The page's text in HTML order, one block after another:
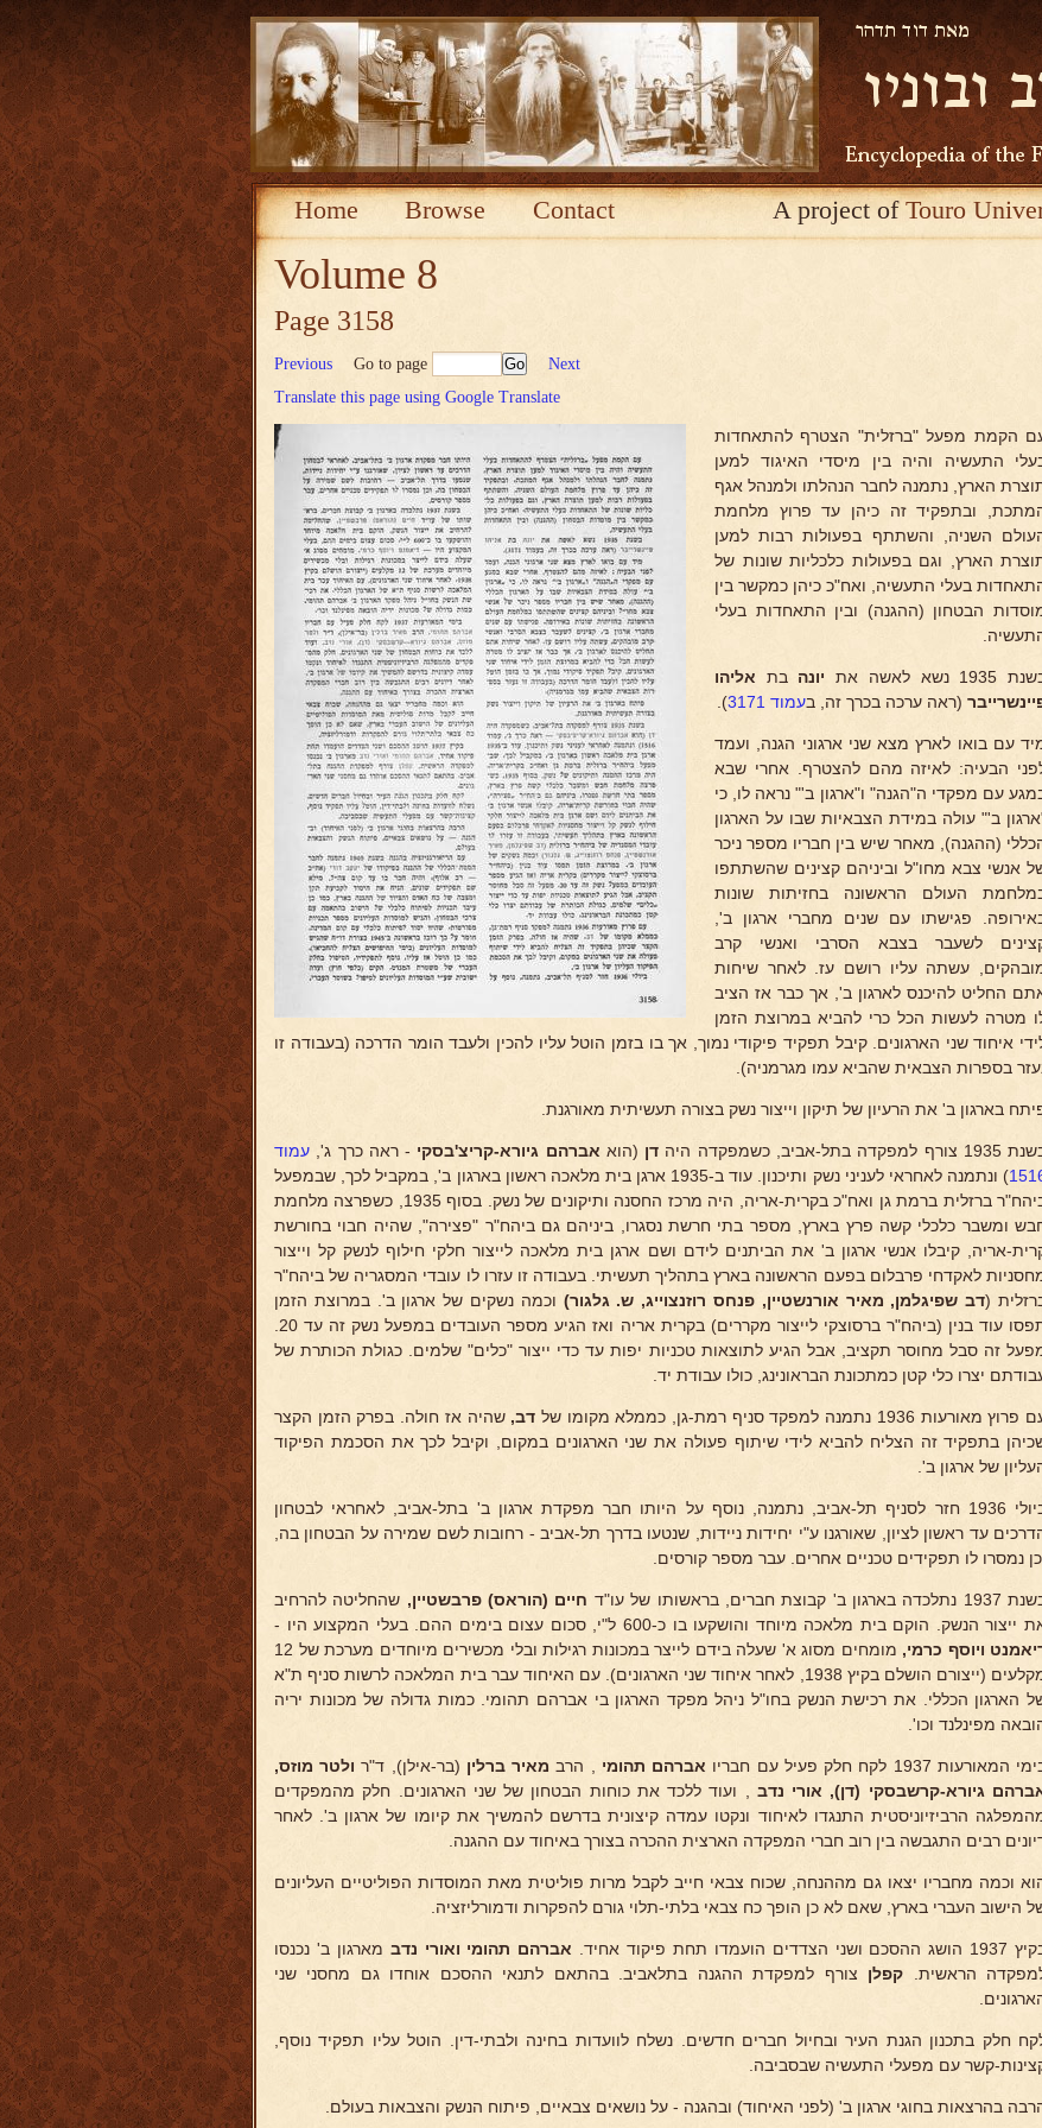
Home Browse Contact A project ofTouro
Volume 8
Page 3158
Previous Go to page
Next
Translate this page using Google Translate
הקמת מפעל "ברזלית" הצטרף להתאחדות
התעשיה והיה בין מיסדי האיגוד למען
הארץ, נתמנה לחבר הנהלתו ולמנהל אגף
ובתפקיד זה כיהן עד פרוץ מלחמת
השניה, והשתתף בפעולות רבות למען
הארץ, וגם בפעולות כלכליות שונות של
בעלי התעשיה, ואח"כ כיהן כמקשר בין
הבטחון (ההגנה) ובין התאחדות בעלי
1935 נשא לאשה את יונה בת אליהו
(ראה ערכה בכרך זה, בעמוד 3171 ).
עם בואו לארץ מצא שני ארגוני הגנה, ועמד
הבעיה: לאיזה מהם להצטרף. אחרי שבא
עם מפקדי ה"הגנה" ו"ארגון ב'" נראה לו, כי
ב'" עולה במידת הצבאיות שבו על הארגון
(ההגנה), מאחר שיש בין חבריו מספר ניכר
אנשי צבא מחו"ל וביניהם קצינים שהשתתפו
העולם הראשונה בחזיתות שונות
פגישתו עם שנים מחברי ארגון ב',
לשעבר בצבא הסרבי ואנשי קרב
עשתה עליו רושם עז. לאחר שיחות
החליט להיכנס לארגון ב', אך כבר אז הציב
מטרה לעשות הכל כרי להביא במרוצת הזמן
איחוד שני הארגונים. קיבל תפקיד פיקודי נמוך, אך בו בזמן הוטל עליו להכין ולעבד הומר הדרכה (בעבודה זו
בספרות הצבאית שהביא עמו מגרמניה).
בארגון ב' את הרעיון של תיקון וייצור נשק בצורה תעשיתית מאורגנת.
צורף למפקדה בתל-אביב, כשמפקדה היה דן (הוא אברהם גיורא-קריצ'בסקי - ראה כרך ג', עמוד
) ונתמנה לאחראי לעניני נשק ותיכנון. עוד ב-1935 ארגן בית מלאכה ראשון בארגון ב', במקביל לכך, שבמפעל
ביהח"ר ברזלית ברמת גן ואח"כ בקרית-אריה, היה מרכז החסנה ותיקונים של נשק. בסוף 1935, כשפרצה מלחמת
ומשבר כלכלי קשה פרץ בארץ, מספר בתי חרשת נסגרו, ביניהם גם ביהח"ר "פצירה", שהיה חבוי בחורשת
אריה, קיבלו אנשי ארגון ב' את הביתנים לידם ושם ארגן בית מלאכה לייצור חלקי חילוף לנשק קל וייצור
לאקדחי פרבלום בפעם הראשונה בארץ בתהליך תעשיתי. בעבודה זו עזרו לו עובדי המסגריה של ביהח"ר
(דב שפיגלמן, מאיר אורנשטיין, פנחס רוזנצוייג, ש. גלגור) וכמה נשקים של ארגון ב'. במרוצת הזמן
זה סבל מחוסר תקציב, אבל הגיע לתוצאות טכניות יפות עד כדי ייצור "כלים" שלמים. כגולת הכותרת של
יצרו כלי קטן כמתכונת הבראונינג, כולו עבודת יד.
מאורעות 1936 נתמנה למפקד סניף רמת-גן, כממלא מקומו של דב, שהיה אז חולה. בפרק הזמן הקצר
בתפקיד זה הצליח להביא לידי שיתוף פעולה את שני הארגונים במקום, וקיבל לכך את הסכמת הפיקוד
של ארגון ב'.
ביולי 1936 חזר לסניף תל-אביב, נתמנה, נוסף על היותו חבר מפקדת ארגון ב' בתל-אביב, לאחראי לבטחון
עד ראשון לציון, שאורגנו ע"י יחידות ניידות, שנטעו בדרך תל-אביב - רחובות לשם שמירה על הבטחון בה,
נמסרו לו תפקידים טכניים אחרים. עבר מספר קורסים.
בארגון ב' קבוצת חברים, בראשותו של עו"ד חיים (הוראס) פרבשטיין, שהחליטה להרחיב
ייצור הנשק. הוקם בית מלאכה מיוחד והושקעו בו כ-600 ל"י, סכום עצום בימים ההם. בעלי המקצוע היו -
ויוסף כרמי,
מומחים מסוג א' שעלה בידם לייצר במכונות רגילות ובלי מכשירים מיוחדים מערכת של 12
מקלעים (ייצורם הושלם בקיץ 1938, לאחר איחוד שני הארגונים). עם האיחוד עבר בית המלאכה לרשות סניף ת"א
הארגון הכללי. את רכישת הנשק בחו"ל ניהל מפקד הארגון בי אברהם תהומי. כמות גדולה של מכונות יריה
מפינלנד וכו'.
המאורעות 1937 לקח חלק פעיל עם חבריו אברהם תהומי , הרבמאיר ברלין (בר-אילן), ד"ר ולטר מוזס,
גיורא-קרשבסקי (דן), אורי נדב , ועוד ללכד את כוחות הבטחון של שני הארגונים. חלק מהמפקדים
הרביזיוניסטית התנגדו לאיחוד ונקטו עמדה קיצונית בדרשם להמשיך את קיומו של ארגון ב'. לאחר
רבים התגבשה בין רוב חברי המפקדה הארצית ההכרה בצורך באיחוד עם ההגנה.
וכמה מחבריו יצאו גם מההנחה, שכוח צבאי חייב לקבל מרות פוליטית מאת המוסדות הפוליטיים העליונים
הישוב העברי בארץ, שאם לא כן הופך כח צבאי בלתי-תלוי גורם להפקרות ודמורליזציה.
ההסכם ושני הצדדים הועמדו תחת פיקוד אחיד. אברהם תהומי ואורי נדב מארגון ב' נכנסו
הראשית. קפלן צורף למפקדת ההגנה בתלאביב. בהתאם לתנאי ההסכם אוחדו גם מחסני שני
חלק בתכנון הגנת העיר ובחיול חברים חדשים. נשלח לוועדות בחינה ולבתי-דין. הוטל עליו תפקיד נוסף,
קשר עם מפעלי התעשיה שבסביבה.
בהרצאות בחוגי ארגון ב' (לפני האיחוד) ובהגנה - על נושאים צבאיים, פיתוח הנשק והצבאות בעולם.